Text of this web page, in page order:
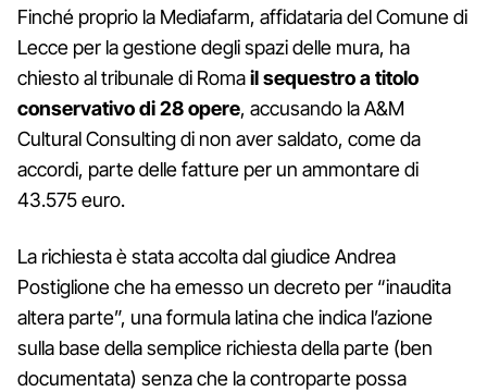
Finché proprio la Mediafarm, affidataria del Comune di
Lecce per la gestione degli spazi delle mura, ha
chiesto al tribunale di Romail sequestro a titolo
conservativo di 28 opere, accusando la A&M
Cultural Consulting di non aver saldato, come da
accordi, parte delle fatture per un ammontare di
43.575 euro.
La richiesta è stata accolta dal giudice Andrea
Postiglione che ha emesso un decreto per “inaudita
altera parte”, una formula latina che indica l’azione
sulla base della semplice richiesta della parte (ben
documentata) senza che la controparte possa